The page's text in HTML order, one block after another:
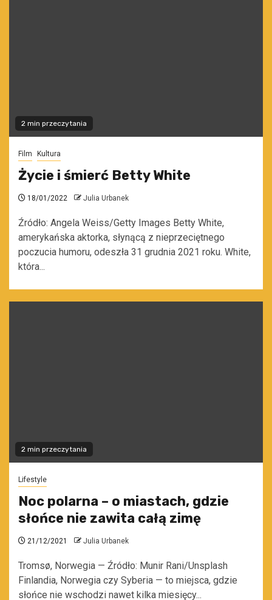
2 min przeczytania
Film Kultura
Życie i śmierć Betty White
18/01/2022 Julia Urbanek
Źródło: Angela Weiss/Getty Images Betty White,
amerykańska aktorka, słynącą z nieprzeciętnego
poczucia humoru, odeszła 31 grudnia 2021 roku. White,
która...
2 min przeczytania
Lifestyle
Noc polarna – o miastach, gdzie
słońce nie zawita całą zimę
21/12/2021 Julia Urbanek
Tromsø, Norwegia — Źródło: Munir Rani/Unsplash
Finlandia, Norwegia czy Syberia — to miejsca, gdzie
słońce nie wschodzi nawet kilka miesięcy...